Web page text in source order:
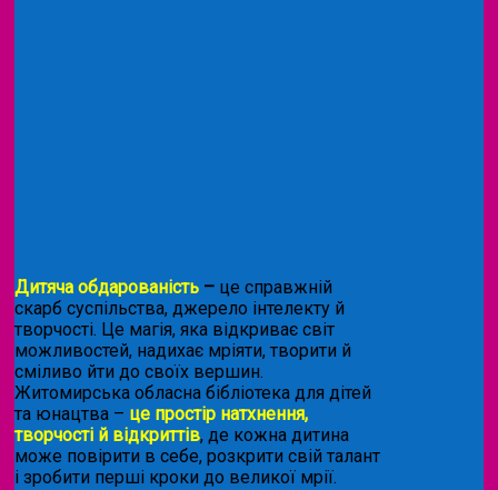
Дитяча обдарованість – це справжній
скарб суспільства, джерело інтелекту й
творчості. Це магія, яка відкриває світ
можливостей, надихає мріяти, творити й
сміливо йти до своїх вершин.
Житомирська обласна бібліотека для дітей
та юнацтва – це простір натхнення,
творчості й відкриттів, де кожна дитина
може повірити в себе, розкрити свій талант
і зробити перші кроки до великої мрії.